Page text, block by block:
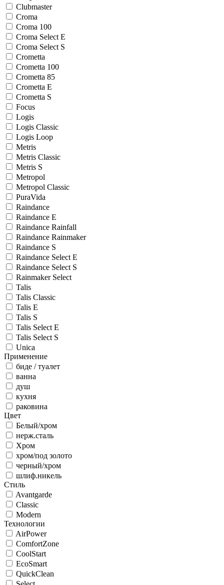
Clubmaster
Croma
Croma 100
Croma Select E
Croma Select S
Crometta
Crometta 100
Crometta 85
Crometta E
Crometta S
Focus
Logis
Logis Classic
Logis Loop
Metris
Metris Classic
Metris S
Metropol
Metropol Classic
PuraVida
Raindance
Raindance E
Raindance Rainfall
Raindance Rainmaker
Raindance S
Raindance Select E
Raindance Select S
Rainmaker Select
Talis
Talis Classic
Talis E
Talis S
Talis Select E
Talis Select S
Unica
Применение
биде / туалет
ванна
душ
кухня
раковина
Цвет
Белый/хром
нерж.сталь
Хром
хром/под золото
черный/хром
шлиф.никель
Стиль
Avantgarde
Classic
Modern
Технологии
AirPower
ComfortZone
CoolStart
EcoSmart
QuickClean